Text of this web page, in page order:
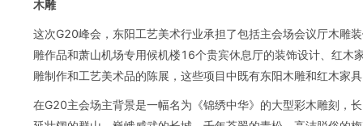
木雕
这次G20峰会，东阳工艺美术行业承担了包括主会场会议厅木雕
雕作品和萧山机场专用候机楼16个贵宾休息厅的装饰设计、红
雕制作和工艺美术品的陈展，这些项目中既有东阳木雕和红木家
在G20主会场主背景是一幅名为《锦绣中华》的大型彩木雕刻，